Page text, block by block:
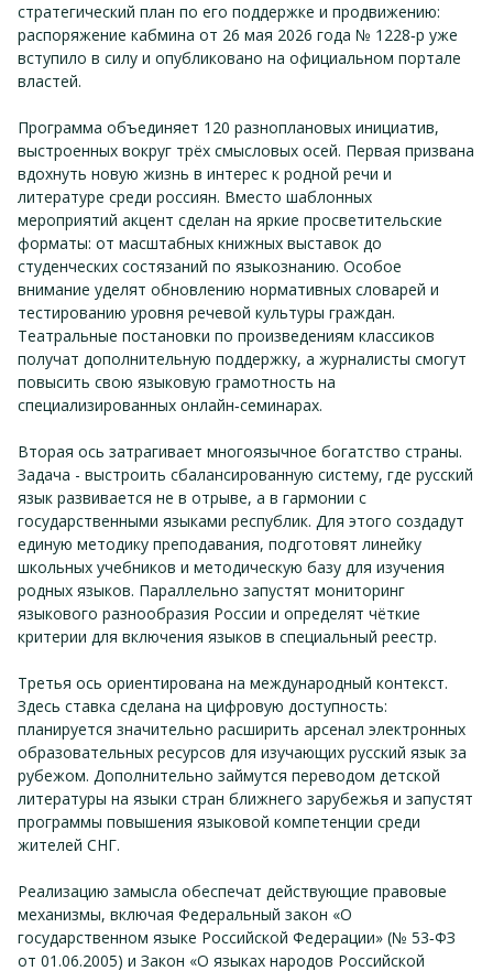
стратегический план по его поддержке и продвижению:
распоряжение кабмина от 26 мая 2026 года № 1228‑р уже
вступило в силу и опубликовано на официальном портале
властей.
Программа объединяет 120 разноплановых инициатив,
выстроенных вокруг трёх смысловых осей. Первая призвана
вдохнуть новую жизнь в интерес к родной речи и
литературе среди россиян. Вместо шаблонных
мероприятий акцент сделан на яркие просветительские
форматы: от масштабных книжных выставок до
студенческих состязаний по языкознанию. Особое
внимание уделят обновлению нормативных словарей и
тестированию уровня речевой культуры граждан.
Театральные постановки по произведениям классиков
получат дополнительную поддержку, а журналисты смогут
повысить свою языковую грамотность на
специализированных онлайн‑семинарах.
Вторая ось затрагивает многоязычное богатство страны.
Задача - выстроить сбалансированную систему, где русский
язык развивается не в отрыве, а в гармонии с
государственными языками республик. Для этого создадут
единую методику преподавания, подготовят линейку
школьных учебников и методическую базу для изучения
родных языков. Параллельно запустят мониторинг
языкового разнообразия России и определят чёткие
критерии для включения языков в специальный реестр.
Третья ось ориентирована на международный контекст.
Здесь ставка сделана на цифровую доступность:
планируется значительно расширить арсенал электронных
образовательных ресурсов для изучающих русский язык за
рубежом. Дополнительно займутся переводом детской
литературы на языки стран ближнего зарубежья и запустят
программы повышения языковой компетенции среди
жителей СНГ.
Реализацию замысла обеспечат действующие правовые
механизмы, включая Федеральный закон «О
государственном языке Российской Федерации» (№ 53‑ФЗ
от 01.06.2005) и Закон «О языках народов Российской